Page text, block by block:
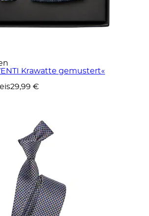
Krawatte gemustert«
29,99 €